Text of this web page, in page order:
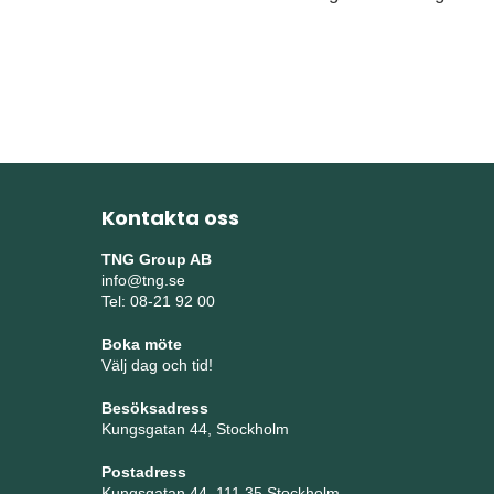
Kontakta oss
TNG Group AB
info@tng.se
Tel: 08-21 92 00
Boka möte
Välj dag och tid!
Besöksadress
Kungsgatan 44, Stockholm
Postadress